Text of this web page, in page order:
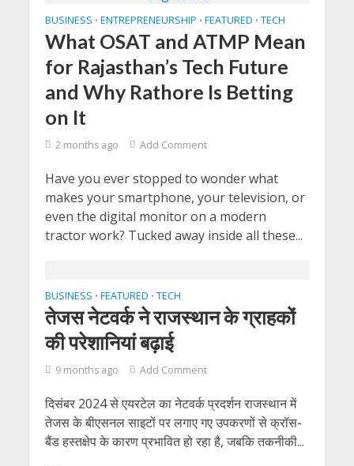
BUSINESS • ENTREPRENEURSHIP • FEATURED • TECH
What OSAT and ATMP Mean
for Rajasthan’s Tech Future
and Why Rathore Is Betting
on It
2 months ago Add Comment
Have you ever stopped to wonder what
makes your smartphone, your television, or
even the digital monitor on a modern
tractor work? Tucked away inside all these...
BUSINESS • FEATURED • TECH
तेजस नेटवर्क ने राजस्थान के ग्राहकों
की परेशानियां बढ़ाई
9 months ago Add Comment
दिसंबर 2024 से एयरटेल का नेटवर्क प्रदर्शन राजस्थान में
तेजस के बीएसनल साइटों पर लगाए गए उपकरणों से क्रॉस-
बैंड हस्तक्षेप के कारण प्रभावित हो रहा है, जबकि तकनीकी...